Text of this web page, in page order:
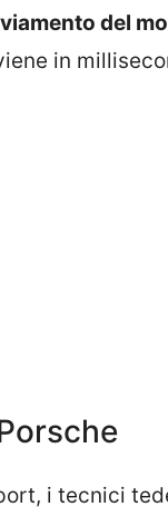
del
in
i tecnici